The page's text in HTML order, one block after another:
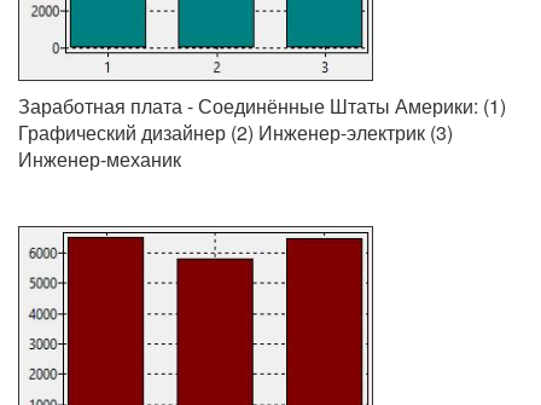
Заработная плата - Соединённые Штаты Америки: (1)
Графический дизайнер (2) Инженер-электрик (3)
Инженер-механик